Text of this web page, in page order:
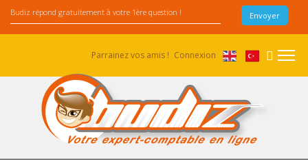
Parrainez vos amis ! Connexion